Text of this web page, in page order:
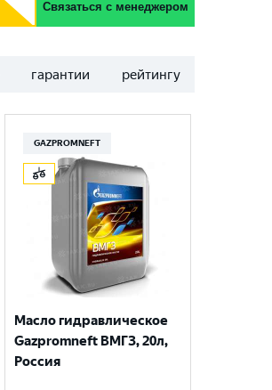
Связаться с менеджером
гарантии рейтингу
GAZPROMNEFT
Масло гидравлическое
Gazpromneft ВМГЗ, 20л,
Россия